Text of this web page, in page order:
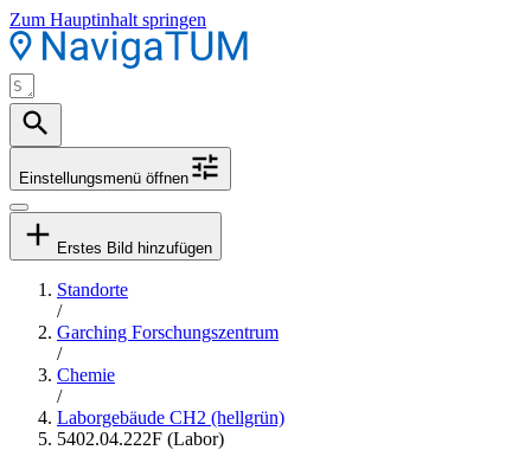
Zum Hauptinhalt springen
Einstellungsmenü öffnen
Erstes Bild hinzufügen
Standorte
/
Garching Forschungszentrum
/
Chemie
/
Laborgebäude CH2 (hellgrün)
5402.04.222F (Labor)